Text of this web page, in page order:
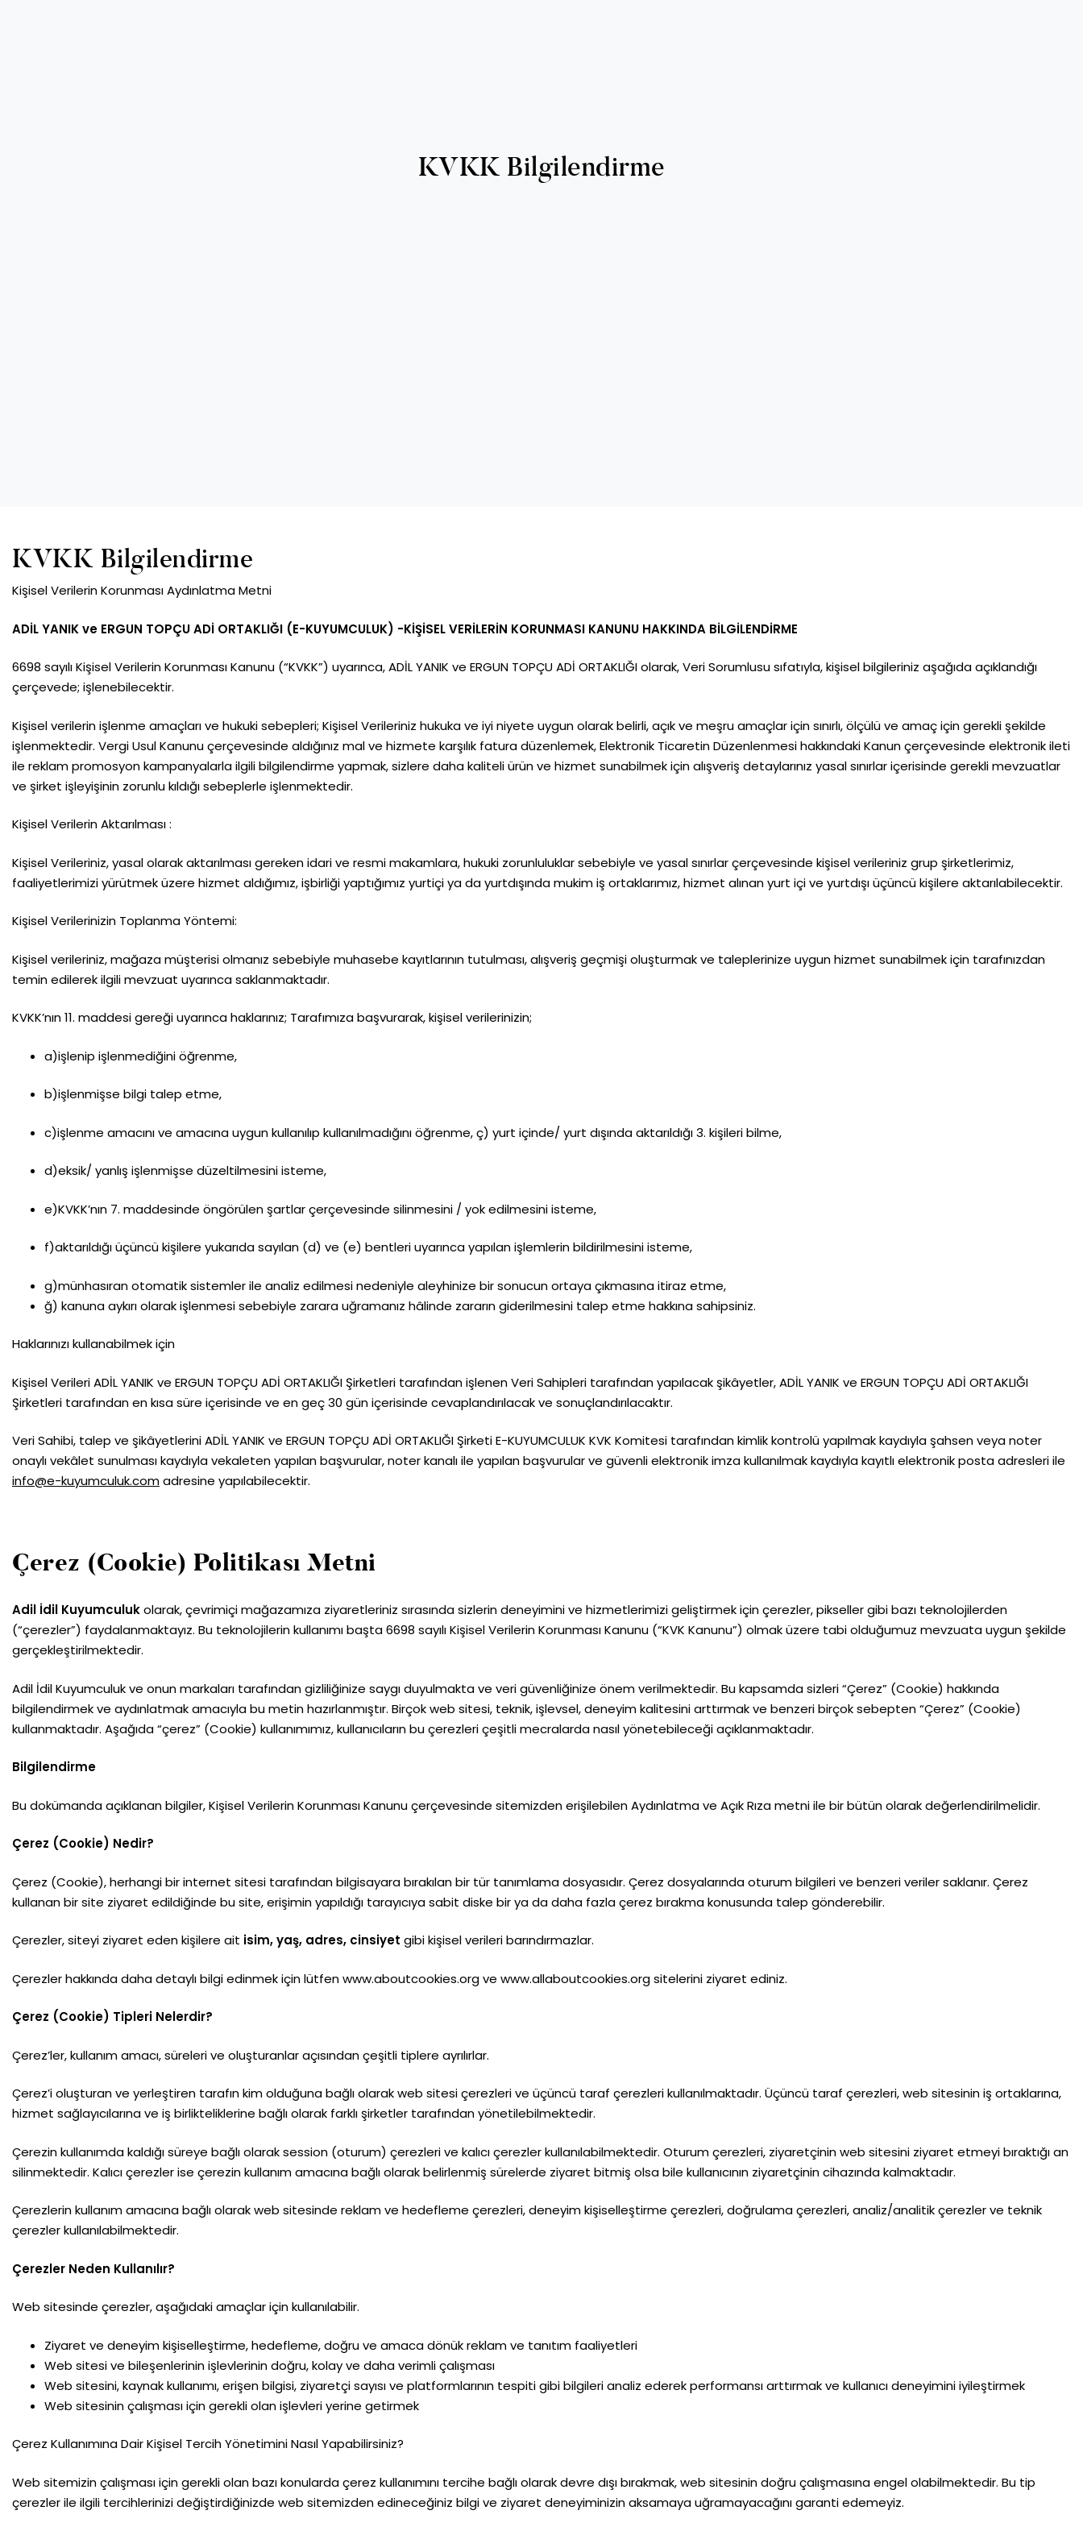
KVKK Bilgilendirme
KVKK Bilgilendirme
Kişisel Verilerin Korunması Aydınlatma Metni
ADİL YANIK ve ERGUN TOPÇU ADİ ORTAKLIĞI (E-KUYUMCULUK) -KİŞİSEL VERİLERİN KORUNMASI KANUNU HAKKINDA BİLGİLENDİRME
6698 sayılı Kişisel Verilerin Korunması Kanunu (“KVKK”) uyarınca, ADİL YANIK ve ERGUN TOPÇU ADİ ORTAKLIĞI olarak, Veri Sorumlusu sıfatıyla, kişisel bilgileriniz aşağıda açıklandığı
çerçevede; işlenebilecektir.
Kişisel verilerin işlenme amaçları ve hukuki sebepleri; Kişisel Verileriniz hukuka ve iyi niyete uygun olarak belirli, açık ve meşru amaçlar için sınırlı, ölçülü ve amaç için gerekli şekilde
işlenmektedir. Vergi Usul Kanunu çerçevesinde aldığınız mal ve hizmete karşılık fatura düzenlemek, Elektronik Ticaretin Düzenlenmesi hakkındaki Kanun çerçevesinde elektronik ileti
ile reklam promosyon kampanyalarla ilgili bilgilendirme yapmak, sizlere daha kaliteli ürün ve hizmet sunabilmek için alışveriş detaylarınız yasal sınırlar içerisinde gerekli mevzuatlar
ve şirket işleyişinin zorunlu kıldığı sebeplerle işlenmektedir.
Kişisel Verilerin Aktarılması :
Kişisel Verileriniz, yasal olarak aktarılması gereken idari ve resmi makamlara, hukuki zorunluluklar sebebiyle ve yasal sınırlar çerçevesinde kişisel verileriniz grup şirketlerimiz,
faaliyetlerimizi yürütmek üzere hizmet aldığımız, işbirliği yaptığımız yurtiçi ya da yurtdışında mukim iş ortaklarımız, hizmet alınan yurt içi ve yurtdışı üçüncü kişilere aktarılabilecektir.
Kişisel Verilerinizin Toplanma Yöntemi:
Kişisel verileriniz, mağaza müşterisi olmanız sebebiyle muhasebe kayıtlarının tutulması, alışveriş geçmişi oluşturmak ve taleplerinize uygun hizmet sunabilmek için tarafınızdan
temin edilerek ilgili mevzuat uyarınca saklanmaktadır.
KVKK’nın 11. maddesi gereği uyarınca haklarınız; Tarafımıza başvurarak, kişisel verilerinizin;
a)işlenip işlenmediğini öğrenme,
b)işlenmişse bilgi talep etme,
c)işlenme amacını ve amacına uygun kullanılıp kullanılmadığını öğrenme, ç) yurt içinde/ yurt dışında aktarıldığı 3. kişileri bilme,
d)eksik/ yanlış işlenmişse düzeltilmesini isteme,
e)KVKK’nın 7. maddesinde öngörülen şartlar çerçevesinde silinmesini / yok edilmesini isteme,
f)aktarıldığı üçüncü kişilere yukarıda sayılan (d) ve (e) bentleri uyarınca yapılan işlemlerin bildirilmesini isteme,
g)münhasıran otomatik sistemler ile analiz edilmesi nedeniyle aleyhinize bir sonucun ortaya çıkmasına itiraz etme,
ğ) kanuna aykırı olarak işlenmesi sebebiyle zarara uğramanız hâlinde zararın giderilmesini talep etme hakkına sahipsiniz.
Haklarınızı kullanabilmek için
Kişisel Verileri ADİL YANIK ve ERGUN TOPÇU ADİ ORTAKLIĞI Şirketleri tarafından işlenen Veri Sahipleri tarafından yapılacak şikâyetler, ADİL YANIK ve ERGUN TOPÇU ADİ ORTAKLIĞI
Şirketleri tarafından en kısa süre içerisinde ve en geç 30 gün içerisinde cevaplandırılacak ve sonuçlandırılacaktır.
Veri Sahibi, talep ve şikâyetlerini ADİL YANIK ve ERGUN TOPÇU ADİ ORTAKLIĞI Şirketi E-KUYUMCULUK KVK Komitesi tarafından kimlik kontrolü yapılmak kaydıyla şahsen veya noter
onaylı vekâlet sunulması kaydıyla vekaleten yapılan başvurular, noter kanalı ile yapılan başvurular ve güvenli elektronik imza kullanılmak kaydıyla kayıtlı elektronik posta adresleri ile
info@e-kuyumculuk.comadresine yapılabilecektir.
Çerez (Cookie) Politikası Metni
Adil İdil Kuyumculukolarak, çevrimiçi mağazamıza ziyaretleriniz sırasında sizlerin deneyimini ve hizmetlerimizi geliştirmek için çerezler, pikseller gibi bazı teknolojilerden
(“çerezler”) faydalanmaktayız. Bu teknolojilerin kullanımı başta 6698 sayılı Kişisel Verilerin Korunması Kanunu (“KVK Kanunu”) olmak üzere tabi olduğumuz mevzuata uygun şekilde
gerçekleştirilmektedir.
Adil İdil Kuyumculuk ve onun markaları tarafından gizliliğinize saygı duyulmakta ve veri güvenliğinize önem verilmektedir. Bu kapsamda sizleri “Çerez” (Cookie) hakkında
bilgilendirmek ve aydınlatmak amacıyla bu metin hazırlanmıştır. Birçok web sitesi, teknik, işlevsel, deneyim kalitesini arttırmak ve benzeri birçok sebepten “Çerez” (Cookie)
kullanmaktadır. Aşağıda “çerez” (Cookie) kullanımımız, kullanıcıların bu çerezleri çeşitli mecralarda nasıl yönetebileceği açıklanmaktadır.
Bilgilendirme
Bu dokümanda açıklanan bilgiler, Kişisel Verilerin Korunması Kanunu çerçevesinde sitemizden erişilebilen Aydınlatma ve Açık Rıza metni ile bir bütün olarak değerlendirilmelidir.
Çerez (Cookie) Nedir?
Çerez (Cookie), herhangi bir internet sitesi tarafından bilgisayara bırakılan bir tür tanımlama dosyasıdır. Çerez dosyalarında oturum bilgileri ve benzeri veriler saklanır. Çerez
kullanan bir site ziyaret edildiğinde bu site, erişimin yapıldığı tarayıcıya sabit diske bir ya da daha fazla çerez bırakma konusunda talep gönderebilir.
Çerezler, siteyi ziyaret eden kişilere ait isim, yaş, adres, cinsiyet gibi kişisel verileri barındırmazlar.
Çerezler hakkında daha detaylı bilgi edinmek için lütfen www.aboutcookies.org ve www.allaboutcookies.org sitelerini ziyaret ediniz.
Çerez (Cookie) Tipleri Nelerdir?
Çerez’ler, kullanım amacı, süreleri ve oluşturanlar açısından çeşitli tiplere ayrılırlar.
Çerez’i oluşturan ve yerleştiren tarafın kim olduğuna bağlı olarak web sitesi çerezleri ve üçüncü taraf çerezleri kullanılmaktadır. Üçüncü taraf çerezleri, web sitesinin iş ortaklarına,
hizmet sağlayıcılarına ve iş birlikteliklerine bağlı olarak farklı şirketler tarafından yönetilebilmektedir.
Çerezin kullanımda kaldığı süreye bağlı olarak session (oturum) çerezleri ve kalıcı çerezler kullanılabilmektedir. Oturum çerezleri, ziyaretçinin web sitesini ziyaret etmeyi bıraktığı an
silinmektedir. Kalıcı çerezler ise çerezin kullanım amacına bağlı olarak belirlenmiş sürelerde ziyaret bitmiş olsa bile kullanıcının ziyaretçinin cihazında kalmaktadır.
Çerezlerin kullanım amacına bağlı olarak web sitesinde reklam ve hedefleme çerezleri, deneyim kişiselleştirme çerezleri, doğrulama çerezleri, analiz/analitik çerezler ve teknik
çerezler kullanılabilmektedir.
Çerezler Neden Kullanılır?
Web sitesinde çerezler, aşağıdaki amaçlar için kullanılabilir.
Ziyaret ve deneyim kişiselleştirme, hedefleme, doğru ve amaca dönük reklam ve tanıtım faaliyetleri
Web sitesi ve bileşenlerinin işlevlerinin doğru, kolay ve daha verimli çalışması
Web sitesini, kaynak kullanımı, erişen bilgisi, ziyaretçi sayısı ve platformlarının tespiti gibi bilgileri analiz ederek performansı arttırmak ve kullanıcı deneyimini iyileştirmek
Web sitesinin çalışması için gerekli olan işlevleri yerine getirmek
Çerez Kullanımına Dair Kişisel Tercih Yönetimini Nasıl Yapabilirsiniz?
Web sitemizin çalışması için gerekli olan bazı konularda çerez kullanımını tercihe bağlı olarak devre dışı bırakmak, web sitesinin doğru çalışmasına engel olabilmektedir. Bu tip
çerezler ile ilgili tercihlerinizi değiştirdiğinizde web sitemizden edineceğiniz bilgi ve ziyaret deneyiminizin aksamaya uğramayacağını garanti edemeyiz.